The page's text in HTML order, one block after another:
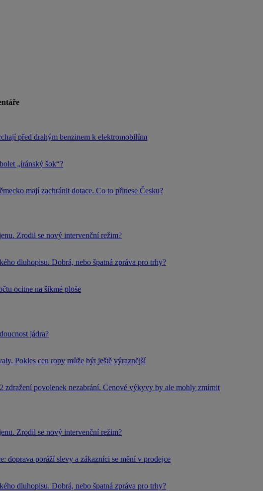
před drahým benzinem k elektromobilům
„íránský šok“?
mají zachránit dotace. Co to přinese Česku?
Zrodil se nový intervenční režim?
dluhopisu. Dobrá, nebo špatná zpráva pro trhy?
ocitne na šikmé ploše
jádra?
Pokles cen ropy může být ještě výraznější
zdražení povolenek nezabrání. Cenové výkyvy by ale mohly zmírnit
Zrodil se nový intervenční režim?
doprava poráží slevy a zákazníci se mění v prodejce
dluhopisu. Dobrá, nebo špatná zpráva pro trhy?